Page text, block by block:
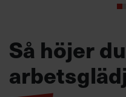
Så höjer du